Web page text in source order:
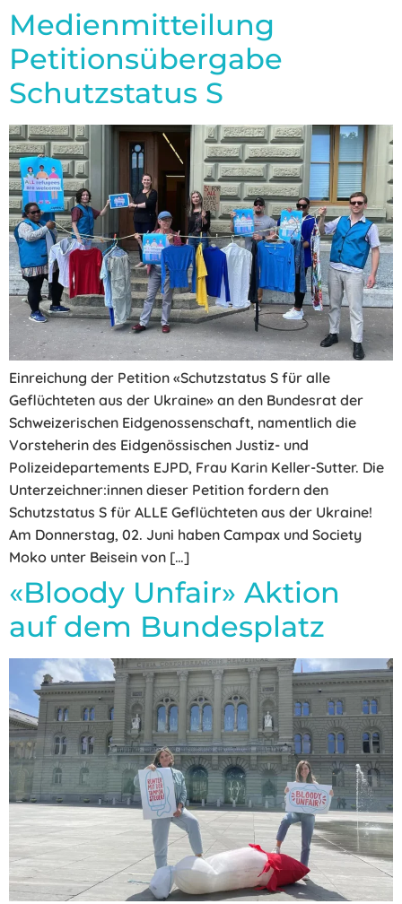
Medienmitteilung
Petitionsübergabe
Schutzstatus S
Einreichung der Petition «Schutzstatus S für alle
Geflüchteten aus der Ukraine» an den Bundesrat der
Schweizerischen Eidgenossenschaft, namentlich die
Vorsteherin des Eidgenössischen Justiz- und
Polizeidepartements EJPD, Frau Karin Keller-Sutter. Die
Unterzeichner:innen dieser Petition fordern den
Schutzstatus S für ALLE Geflüchteten aus der Ukraine!
Am Donnerstag, 02. Juni haben Campax und Society
Moko unter Beisein von […]
«Bloody Unfair» Aktion
auf dem Bundesplatz